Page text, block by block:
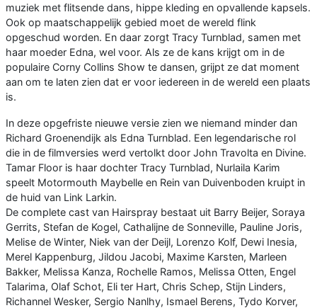
muziek met flitsende dans, hippe kleding en opvallende kapsels.
Ook op maatschappelijk gebied moet de wereld flink
opgeschud worden. En daar zorgt Tracy Turnblad, samen met
haar moeder Edna, wel voor. Als ze de kans krijgt om in de
populaire Corny Collins Show te dansen, grijpt ze dat moment
aan om te laten zien dat er voor iedereen in de wereld een plaats
is.
In deze opgefriste nieuwe versie zien we niemand minder dan
Richard Groenendijk als Edna Turnblad. Een legendarische rol
die in de filmversies werd vertolkt door John Travolta en Divine.
Tamar Floor is haar dochter Tracy Turnblad, Nurlaila Karim
speelt Motormouth Maybelle en Rein van Duivenboden kruipt in
de huid van Link Larkin.
De complete cast van Hairspray bestaat uit Barry Beijer, Soraya
Gerrits, Stefan de Kogel, Cathalijne de Sonneville, Pauline Joris,
Melise de Winter, Niek van der Deijl, Lorenzo Kolf, Dewi Inesia,
Merel Kappenburg, Jildou Jacobi, Maxime Karsten, Marleen
Bakker, Melissa Kanza, Rochelle Ramos, Melissa Otten, Engel
Talarima, Olaf Schot, Eli ter Hart, Chris Schep, Stijn Linders,
Richannel Wesker, Sergio Nanlhy, Ismael Berens, Tydo Korver,